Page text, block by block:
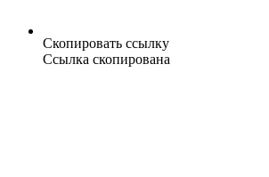
Скопировать ссылку
Ссылка скопирована